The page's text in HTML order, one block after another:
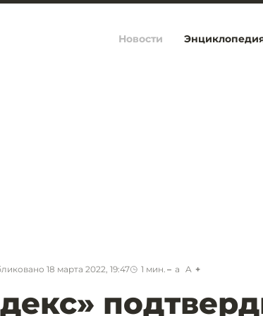
Новости
18 марта 2022, 19:47 1 мин. a A